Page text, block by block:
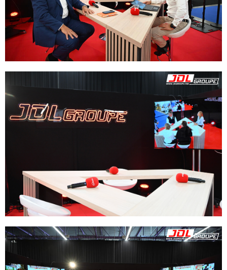
contactez nous !
S'inscrire à la JDL TV